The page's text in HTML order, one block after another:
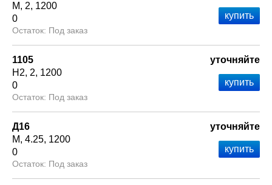
М
2 1200
0
Под заказ
1105
Н2 2 1200
0
Под заказ
уточняйте
Д16
М 4.25 1200
0
Под заказ
уточняйте